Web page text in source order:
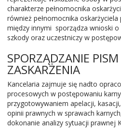
charakterze pełnomocnika
również pełnomocnika
między innymi sporządza wnioski o
szkody oraz uczestniczy w
SPORZĄDZANIE
ZASKARŻENIA
Kancelaria zajmuje się nadto
procesowych w postępowaniu
przygotowywaniem apelacji,
opinii prawnych w sprawach
dokonanie analizy sytuacji prawnej